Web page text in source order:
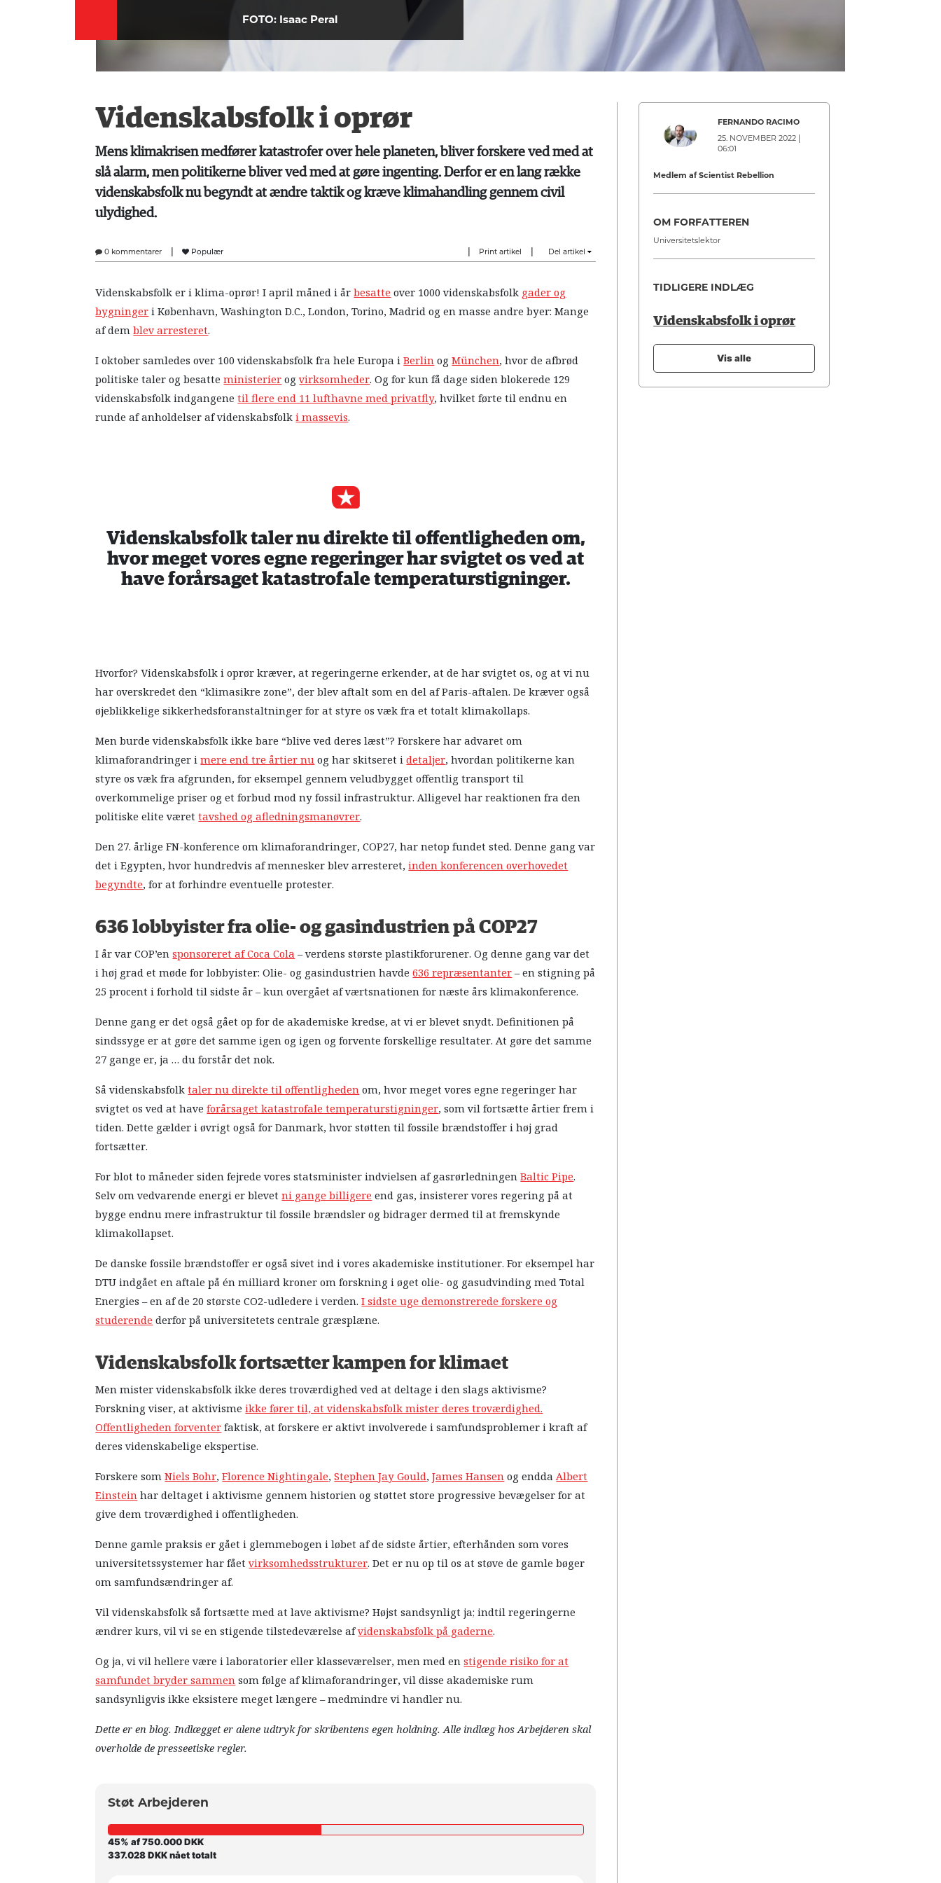
FOTO: Isaac Peral
Videnskabsfolk i oprør
Mens klimakrisen medfører katastrofer over hele planeten, bliver forskere ved med at
slå alarm, men politikerne bliver ved med at gøre ingenting. Derfor er en lang række
videnskabsfolk nu begyndt at ændre taktik og kræve klimahandling gennem civil
ulydighed.
0 kommentarer Populær Print artikel Del artikel
Videnskabsfolk er i klima-oprør! I april måned i årbesatte over 1000 videnskabsfolk gader og
bygningeri København, Washington D.C., London, Torino, Madrid og en masse andre byer: Mange
af demblev arresteret.
I oktober samledes over 100 videnskabsfolk fra hele Europa iBerlinogMünchen, hvor de afbrød
politiske taler og besatteministerierogvirksomheder. Og for kun få dage siden blokerede 129
videnskabsfolk indgangenetil flere end 11 lufthavne med privatfly, hvilket førte til endnu en
runde af anholdelser af videnskabsfolki massevis.
Videnskabsfolk taler nu direkte til offentligheden om,
hvor meget vores egne regeringer har svigtet os ved at
have forårsaget katastrofale temperaturstigninger.
Hvorfor? Videnskabsfolk i oprør kræver, at regeringerne erkender, at de har svigtet os, og at vi nu
har overskredet den “klimasikre zone”, der blev aftalt som en del af Paris-aftalen. De kræver også
øjeblikkelige sikkerhedsforanstaltninger for at styre os væk fra et totalt klimakollaps.
Men burde videnskabsfolk ikke bare “blive ved deres læst”? Forskere har advaret om
klimaforandringer imere end tre årtier nuog har skitseret idetaljer, hvordan politikerne kan
styre os væk fra afgrunden, for eksempel gennem veludbygget offentlig transport til
overkommelige priser og et forbud mod ny fossil infrastruktur. Alligevel har reaktionen fra den
politiske elite værettavshed og afledningsmanøvrer.
Den 27. årlige FN-konference om klimaforandringer, COP27, har netop fundet sted. Denne gang var
det i Egypten, hvor hundredvis af mennesker blev arresteret,inden konferencen overhovedet
begyndte, for at forhindre eventuelle protester.
636 lobbyister fra olie- og gasindustrien på COP27
I år var COP’ensponsoreret af Coca Cola – verdens største plastikforurener. Og denne gang var det
i høj grad et møde for lobbyister: Olie- og gasindustrien havde636 repræsentanter– en stigning på
25 procent i forhold til sidste år – kun overgået af værtsnationen for næste års klimakonference.
Denne gang er det også gået op for de akademiske kredse, at vi er blevet snydt. Definitionen på
sindssyge er at gøre det samme igen og igen og forvente forskellige resultater. At gøre det samme
27 gange er, ja … du forstår det nok.
Så videnskabsfolktaler nu direkte til offentlighedenom, hvor meget vores egne regeringer har
svigtet os ved at haveforårsaget katastrofale temperaturstigninger, som vil fortsætte årtier frem i
tiden. Dette gælder i øvrigt også for Danmark, hvor støtten til fossile brændstoffer i høj grad
fortsætter.
For blot to måneder siden fejrede vores statsminister indvielsen af gasrørledningenBaltic Pipe.
Selv om vedvarende energi er blevetni gange billigere end gas, insisterer vores regering på at
bygge endnu mere infrastruktur til fossile brændsler og bidrager dermed til at fremskynde
klimakollapset.
De danske fossile brændstoffer er også sivet ind i vores akademiske institutioner. For eksempel har
DTU indgået en aftale på én milliard kroner om forskning i øget olie- og gasudvinding med Total
Energies – en af de 20 største CO2-udledere i verden.I sidste uge demonstrerede forskere og
studerende derfor på universitetets centrale græsplæne.
Videnskabsfolk fortsætter kampen for klimaet
Men mister videnskabsfolk ikke deres troværdighed ved at deltage i den slags aktivisme?
Forskning viser, at aktivismeikke fører til, at videnskabsfolk mister deres troværdighed.
Offentligheden forventerfaktisk, at forskere er aktivt involverede i samfundsproblemer i kraft af
deres videnskabelige ekspertise.
Forskere somNiels Bohr,Florence Nightingale,Stephen Jay Gould,James Hansenog enddaAlbert
Einsteinhar deltaget i aktivisme gennem historien og støttet store progressive bevægelser for at
give dem troværdighed i offentligheden.
Denne gamle praksis er gået i glemmebogen i løbet af de sidste årtier, efterhånden som vores
universitetssystemer har fåetvirksomhedsstrukturer. Det er nu op til os at støve de gamle bøger
om samfundsændringer af.
Vil videnskabsfolk så fortsætte med at lave aktivisme? Højst sandsynligt ja; indtil regeringerne
ændrer kurs, vil vi se en stigende tilstedeværelse afvidenskabsfolk på gaderne.
Og ja, vi vil hellere være i laboratorier eller klasseværelser, men med enstigende risiko for at
samfundet bryder sammensom følge af klimaforandringer, vil disse akademiske rum
sandsynligvis ikke eksistere meget længere – medmindre vi handler nu.
Dette er en blog. Indlægget er alene udtryk for skribentens egen holdning. Alle indlæg hos Arbejderen skal
overholde de presseetiske regler.
Støt Arbejderen
45% af 750.000 DKK
337.028 DKK nået totalt
FERNANDO RACIMO
25. NOVEMBER 2022 |
06:01
Medlem af Scientist Rebellion
OM FORFATTEREN
Universitetslektor
TIDLIGERE INDLÆG
Videnskabsfolk i oprør
Vis alle